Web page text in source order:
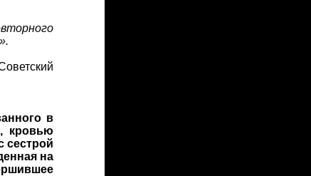
в
кровью
сестрой
на